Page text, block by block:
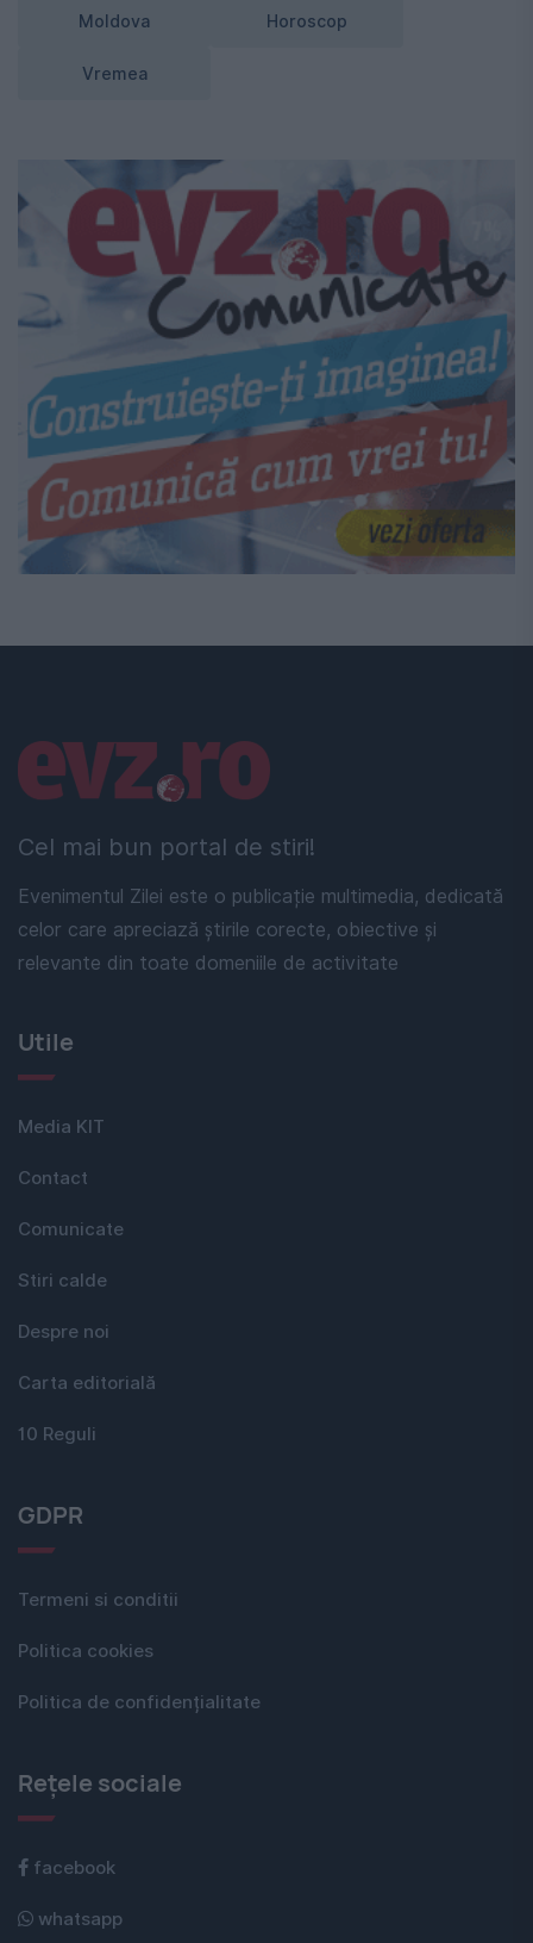
Moldova Horoscop
Vremea
Cel mai bun portal de stiri!
Evenimentul Zilei este o publicație multimedia, dedicată
celor care apreciază știrile corecte, obiective și
relevante din toate domeniile de activitate
Linkuri utile
Utile
Media KIT
Contact
Comunicate
Stiri calde
Despre noi
Carta editorială
10 Reguli
GDPR
Termeni si conditii
Politica cookies
Politica de confidențialitate
Rețele sociale
facebook
whatsapp